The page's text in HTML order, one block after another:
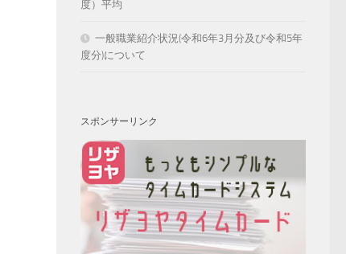
度）平均
一般職業紹介状況(令和6年3月分及び令和5年
度分)について
スポンサーリンク